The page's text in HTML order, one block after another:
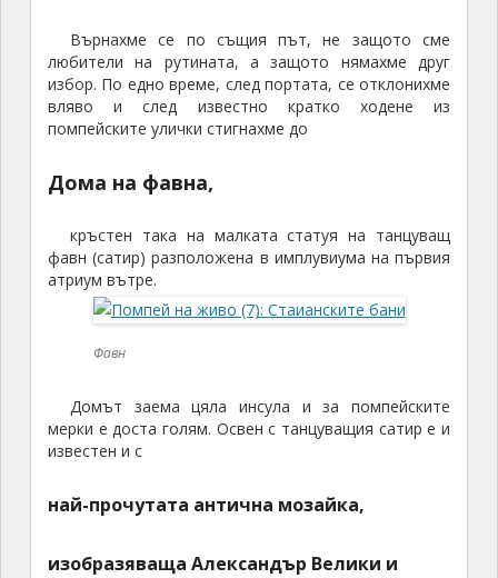
Върнахме се по същия път, не защото сме
любители на рутината, а защото нямахме друг
избор. По едно време, след портата, се отклонихме
вляво и след известно кратко ходене из
помпейските улички стигнахме до
Дома на фавна,
кръстен така на малката статуя на танцуващ
фавн (сатир) разположена в имплувиума на първия
атриум вътре.
Фавн
Домът заема цяла инсула и за помпейските
мерки е доста голям. Освен с танцуващия сатир е и
известен и с
най-прочутата антична мозайка,
изобразяваща Александър Велики и